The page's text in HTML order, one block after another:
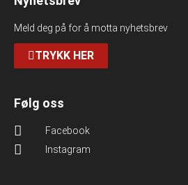
Meld deg på for å motta nyhetsbrev
TRYKK HER
Følg oss
Facebook
Instagram